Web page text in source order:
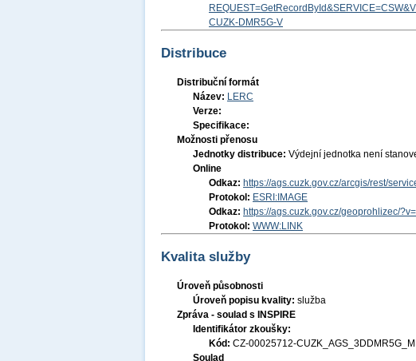
CUZK-DMR5G-V
Distribuce
Distribuční formát
Název: LERC
Verze:
Specifikace:
Možnosti přenosu
Jednotky distribuce: Výdejní jednotka není
Online
Odkaz: https://ags.cuzk.gov.cz/arcgis/rest/
Protokol: ESRI:IMAGE
Odkaz: https://ags.cuzk.gov.cz/geoprohlizec/
Protokol: WWW:LINK
Kvalita služby
Úroveň působnosti
Úroveň popisu kvality: služba
Zpráva - soulad s INSPIRE
Identifikátor zkoušky:
Kód: CZ-00025712-
Soulad